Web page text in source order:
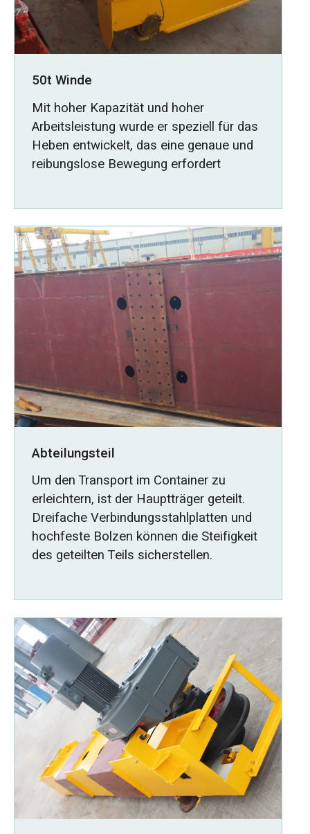
50t Winde
Mit hoher Kapazität und hoher
Arbeitsleistung wurde er speziell für das
Heben entwickelt, das eine genaue und
reibungslose Bewegung erfordert
Abteilungsteil
Um den Transport im Container zu
erleichtern, ist der Hauptträger geteilt.
Dreifache Verbindungsstahlplatten und
hochfeste Bolzen können die Steifigkeit
des geteilten Teils sicherstellen.